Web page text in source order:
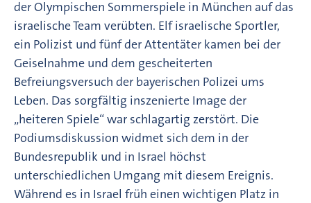
der Olympischen Sommerspiele in München auf das
israelische Team verübten. Elf israelische Sportler,
ein Polizist und fünf der Attentäter kamen bei der
Geiselnahme und dem gescheiterten
Befreiungsversuch der bayerischen Polizei ums
Leben. Das sorgfältig inszenierte Image der
„heiteren Spiele“ war schlagartig zerstört. Die
Podiumsdiskussion widmet sich dem in der
Bundesrepublik und in Israel höchst
unterschiedlichen Umgang mit diesem Ereignis.
Während es in Israel früh einen wichtigen Platz in